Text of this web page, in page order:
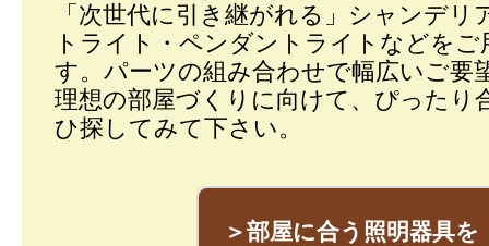
「次世代に引き継がれる」シャンデリ
トライト・ペンダントライトなどを
す。パーツの組み合わせで幅広いご要
理想の部屋づくりに向けて、ぴったり
ひ探してみて下さい。
＞部屋に合う照明器具を